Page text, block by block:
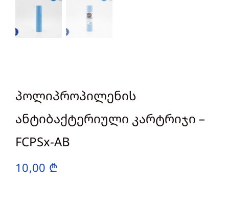
პოლიპროპილენის
ანტიბაქტერიული კარტრიჯი –
FCPSx-AB
10,00 ₾